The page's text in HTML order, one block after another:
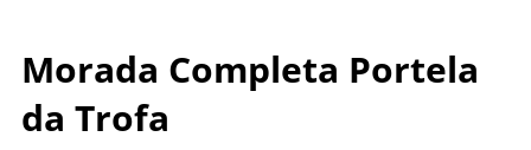
Morada Completa Portela
da Trofa